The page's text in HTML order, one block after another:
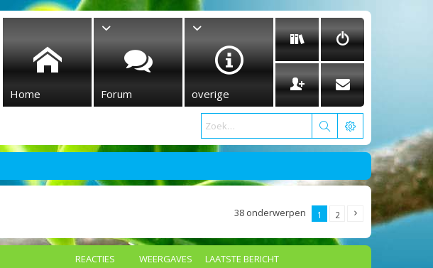
Home Forum overige
38 onderwerpen 1 2
REACTIES WEERGAVES LAATSTE BERICHT